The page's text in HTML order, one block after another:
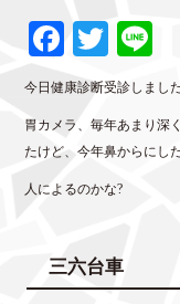
Fa
ce
bo
ok
T
wi
tte
r
ne
今日健康診断受診しました
胃カメラ、毎年あまり深
たけど、今年鼻からにし
人によるのかな?
三六台車